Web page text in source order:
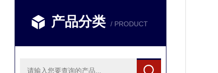
产品分类 / PRODUCT